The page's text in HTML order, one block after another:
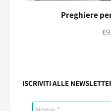
Preghiere
€
ISCRIVITI ALLE